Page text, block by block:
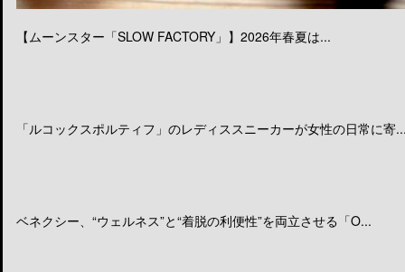
【ムーンスター「SLOW FACTORY」】2026年春夏は...
「ルコックスポルティフ」のレディススニーカーが女性の日常に寄
ベネクシー、“ウェルネス”と“着脱の利便性”を両立させる「O...